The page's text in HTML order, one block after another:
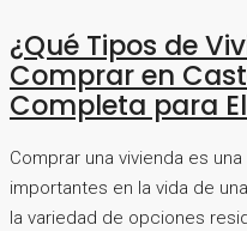
¿Qué Tipos de
Comprar en
Completa para
Comprar una vivienda es
importantes en la vida de
la variedad de opciones